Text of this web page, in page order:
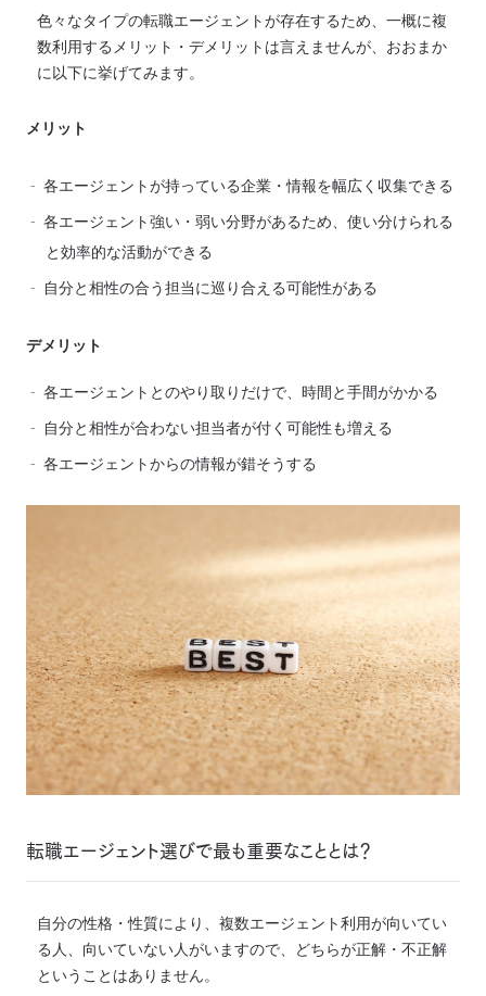
色々なタイプの転職エージェントが存在するため、一概に複
数利用するメリット・デメリットは言えませんが、おおまか
に以下に挙げてみます。
メリット
各エージェントが持っている企業・情報を幅広く収集できる
各エージェント強い・弱い分野があるため、使い分けられる
と効率的な活動ができる
自分と相性の合う担当に巡り合える可能性がある
デメリット
各エージェントとのやり取りだけで、時間と手間がかかる
自分と相性が合わない担当者が付く可能性も増える
各エージェントからの情報が錯そうする
転職エージェント選びで最も重要なこととは？
自分の性格・性質により、複数エージェント利用が向いてい
る人、向いていない人がいますので、どちらが正解・不正解
ということはありません。